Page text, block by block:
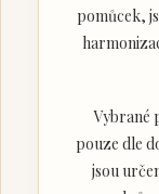
pomůcek,
Vybrané
pouze dle
jsou